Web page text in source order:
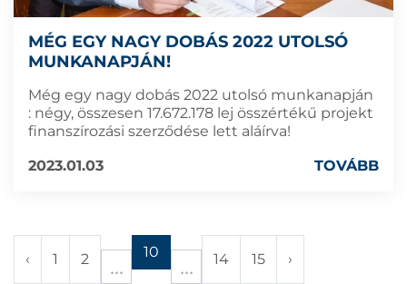
MÉG EGY NAGY DOBÁS 2022 UTOLSÓ
MUNKANAPJÁN!
Még egy nagy dobás 2022 utolsó munkanapján
: négy, összesen 17.672.178 lej összértékű projekt
finanszírozási szerződése lett aláírva!
2023.01.03
TOVÁBB
‹ 1 2 10 14 15 ›